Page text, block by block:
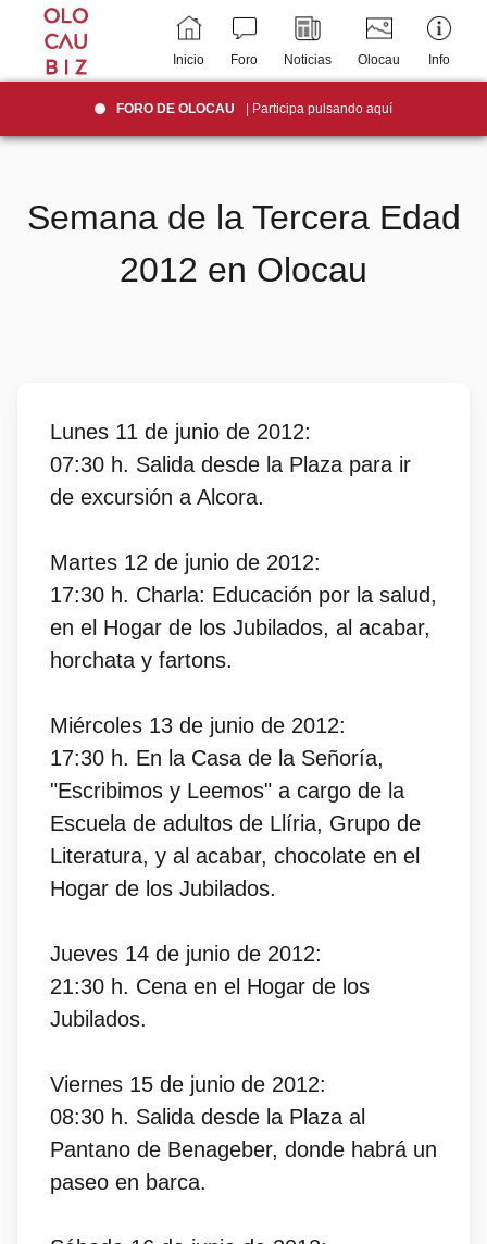
Inicio Foro Noticias Olocau Info
FORO DE OLOCAU | Participa pulsando aquí
Semana de la Tercera Edad
2012 en Olocau
Lunes 11 de junio de 2012:
07:30 h. Salida desde la Plaza para ir
de excursión a Alcora.
Martes 12 de junio de 2012:
17:30 h. Charla: Educación por la salud,
en el Hogar de los Jubilados, al acabar,
horchata y fartons.
Miércoles 13 de junio de 2012:
17:30 h. En la Casa de la Señoría,
"Escribimos y Leemos" a cargo de la
Escuela de adultos de Llíria, Grupo de
Literatura, y al acabar, chocolate en el
Hogar de los Jubilados.
Jueves 14 de junio de 2012:
21:30 h. Cena en el Hogar de los
Jubilados.
Viernes 15 de junio de 2012:
08:30 h. Salida desde la Plaza al
Pantano de Benageber, donde habrá un
paseo en barca.